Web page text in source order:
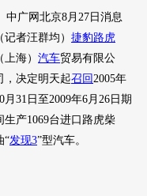
中广网北京8月27日消息
（记者汪群均） 捷豹路虎
（上海） 汽车贸易有限公
，决定明天起召回 2005年
月31日至2009年6月26日期
生产1069台进口 路虎柴
“发现3”型汽车。